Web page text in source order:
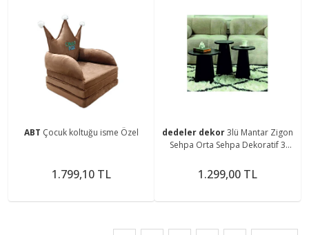
ABT Çocuk koltuğu isme Özel
1.799,10 TL
dedeler dekor3lü Mantar Zigon
Sehpa Orta Sehpa Dekoratif 3
Çok Fonksiyonlu
1.299,00 TL